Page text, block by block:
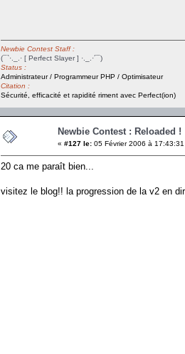
Newbie Contest Staff :
(¯`·._.· [ Perfect Slayer ] ·._.·´¯)
Status :
Administrateur / Programmeur PHP / Optimisateur
Citation :
Sécurité, efficacité et rapidité riment avec Perfect(ion)
Newbie Contest : Reloaded !
« #127 le: 05 Février 2006 à
20 ca me paraît bien...
visitez le blog!! la progression de la v2 en